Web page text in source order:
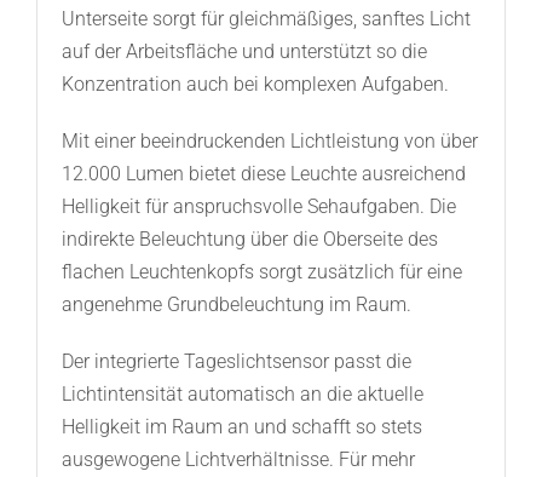
Unterseite sorgt für gleichmäßiges, sanftes Licht
auf der Arbeitsfläche und unterstützt so die
Konzentration auch bei komplexen Aufgaben.
Mit einer beeindruckenden Lichtleistung von über
12.000 Lumen bietet diese Leuchte ausreichend
Helligkeit für anspruchsvolle Sehaufgaben. Die
indirekte Beleuchtung über die Oberseite des
flachen Leuchtenkopfs sorgt zusätzlich für eine
angenehme Grundbeleuchtung im Raum.
Der integrierte Tageslichtsensor passt die
Lichtintensität automatisch an die aktuelle
Helligkeit im Raum an und schafft so stets
ausgewogene Lichtverhältnisse. Für mehr